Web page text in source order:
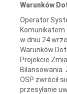
Warunków
Operator
Komunikatem
w dniu 24
Warunków
Projekcie
Bilansowania.
OSP zwrócił
przesyłanie